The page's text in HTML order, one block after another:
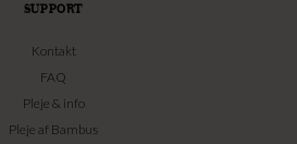
SUPPORT
Kontakt
FAQ
Pleje & info
Pleje af Bambus